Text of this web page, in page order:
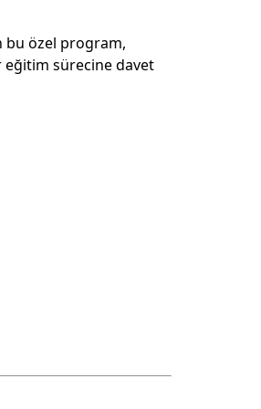
bu özel program,
eğitim sürecine davet